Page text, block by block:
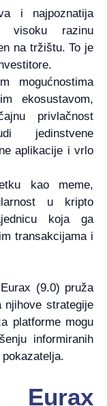
i najpoznatija
visoku razinu
na tržištu. To je
mogućnostima
ekosustavom,
privlačnost
jedinstvene
aplikacije i vrlo
kao meme,
u kripto
koja ga
transakcijama i
(9.0) pruža
njihove strategije
platforme mogu
informiranih
Eurax